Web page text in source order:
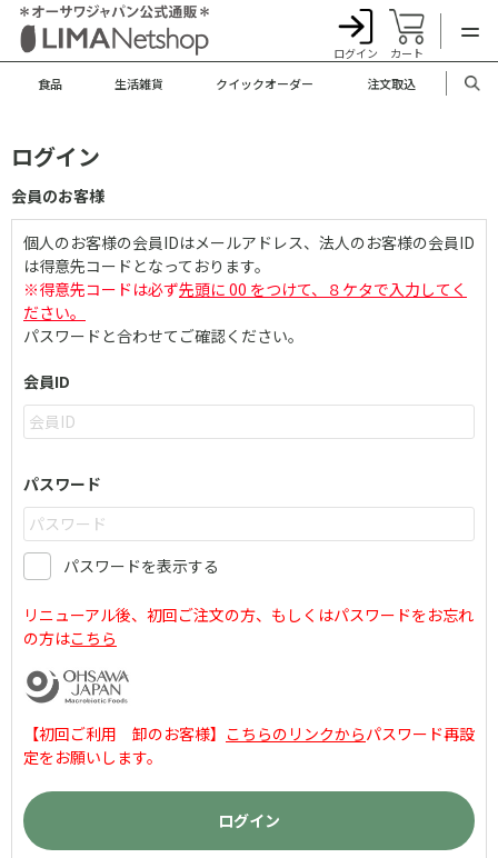
ログイン カート
食品 生活雑貨 クイックオーダー 注文取込
ログイン
会員のお客様
個人のお客様の会員IDはメールアドレス、法人のお客様の会員ID
は得意先コードとなっております。
※得意先コードは必ず先頭に 00 をつけて、８ケタで入力してく
ださい。
パスワードと合わせてご確認ください。
会員ID
パスワード
パスワードを表示する
リニューアル後、初回ご注文の方、もしくはパスワードをお忘れ
の方はこちら
【初回ご利用 卸のお客様】 こちらのリンクからパスワード再設
定をお願いします。